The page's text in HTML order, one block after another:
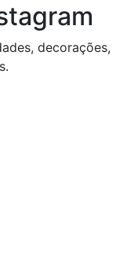
decorações,